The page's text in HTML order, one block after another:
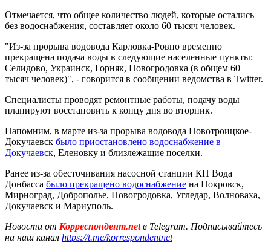
Отмечается, что общее количество людей, которые остались
без водоснабжения, составляет около 60 тысяч человек.
"Из-за прорыва водовода Карловка-Ровно временно
прекращена подача воды в следующие населенные пункты:
Селидово, Украинск, Горняк, Новогродовка (в общем 60
тысяч человек)", - говорится в сообщении ведомства в Twitter.
Специалисты проводят ремонтные работы, подачу воды
планируют восстановить к концу дня во вторник.
Напомним, в марте из-за прорыва водовода Новотроицкое-
Докучаевск было приостановлено водоснабжение в
Докучаевск, Еленовку и близлежащие поселки.
Ранее из-за обесточивания насосной станции КП Вода
Донбасса было прекращено водоснабжение на Покровск,
Мирноград, Доброполье, Новогродовка, Угледар, Волноваха,
Докучаевск и Мариуполь.
Новости от Корреспондент.netв Telegram. Подписывайтесь
на наш канал https://t.me/korrespondentnet